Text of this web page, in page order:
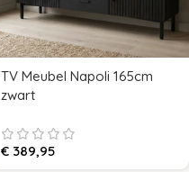
TV Meubel Napoli 165cm
zwart
€ 389,95